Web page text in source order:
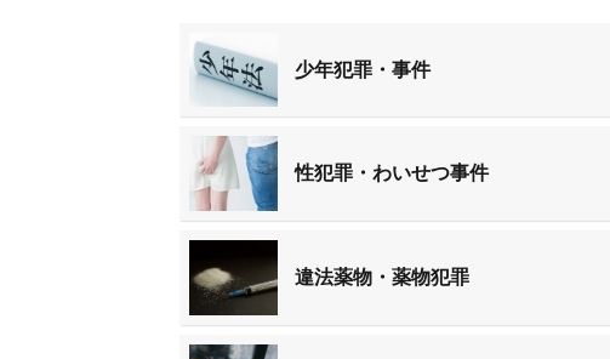
少年犯罪・事件
性犯罪・わいせつ事件
違法薬物・薬物犯罪